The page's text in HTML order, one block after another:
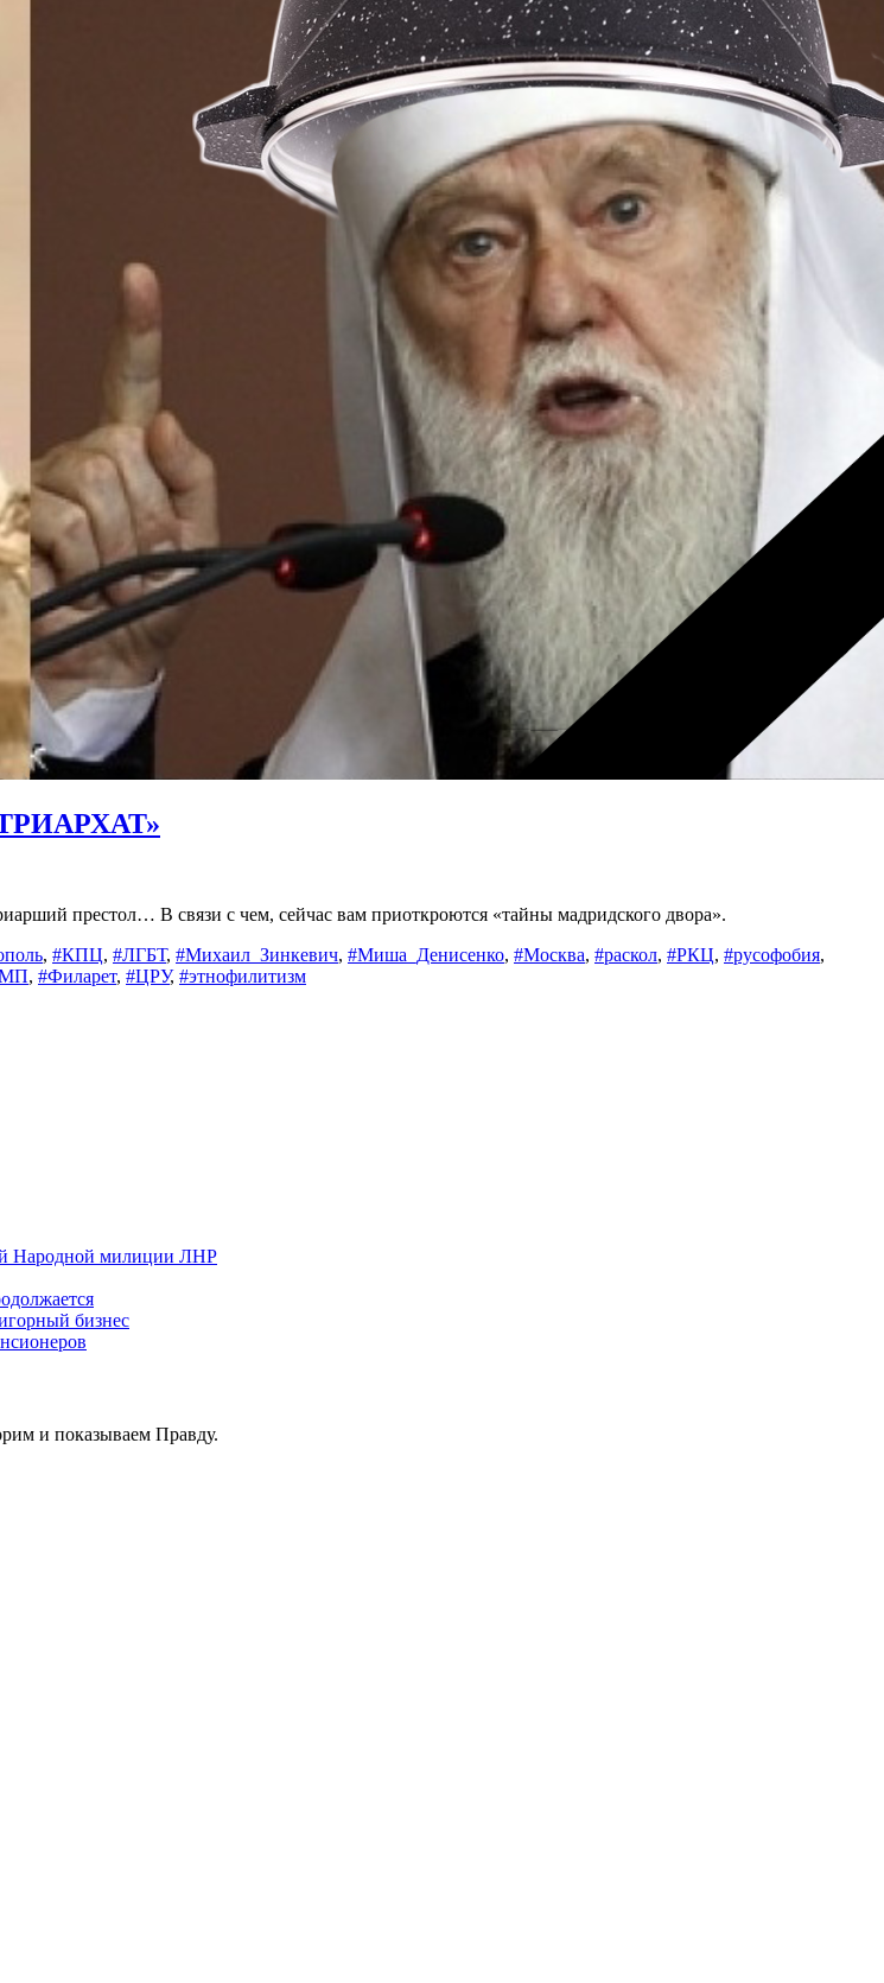
престол… В связи с чем, сейчас вам приоткроются «тайны мадридского двора».
, #КПЦ, #ЛГБТ, #Михаил_Зинкевич, #Миша_Денисенко, #Москва, #раскол, #РКЦ, #русофобия,
, #Филарет, #ЦРУ, #этнофилитизм
Народной милиции ЛНР
бизнес
и показываем Правду.